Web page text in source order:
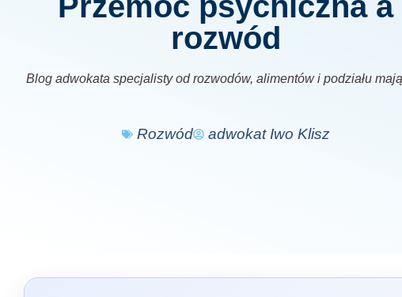
rozwód
Blog adwokata specjalisty od rozwodów, alimentów i podziału
Rozwód adwokat Iwo Klisz